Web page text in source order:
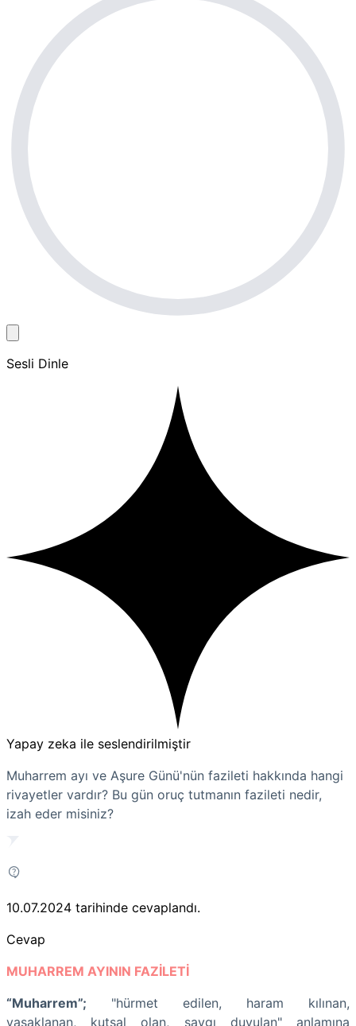
Sesli Dinle
Yapay zeka ile seslendirilmiştir
Muharrem ayı ve Aşure Günü'nün fazileti hakkında hangi
rivayetler vardır? Bu gün oruç tutmanın fazileti nedir,
izah eder misiniz?
10.07.2024 tarihinde cevaplandı.
Cevap
MUHARREM AYININ FAZİLETİ
“Muharrem”; "hürmet edilen,
haram kılınan,
yasaklanan, kutsal olan, saygı duyulan" anlamına